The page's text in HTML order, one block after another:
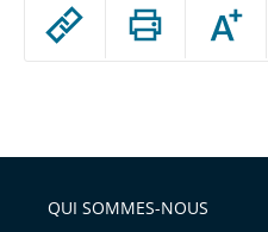
arriver
ou
l'article
QUI SOMMES-NOUS